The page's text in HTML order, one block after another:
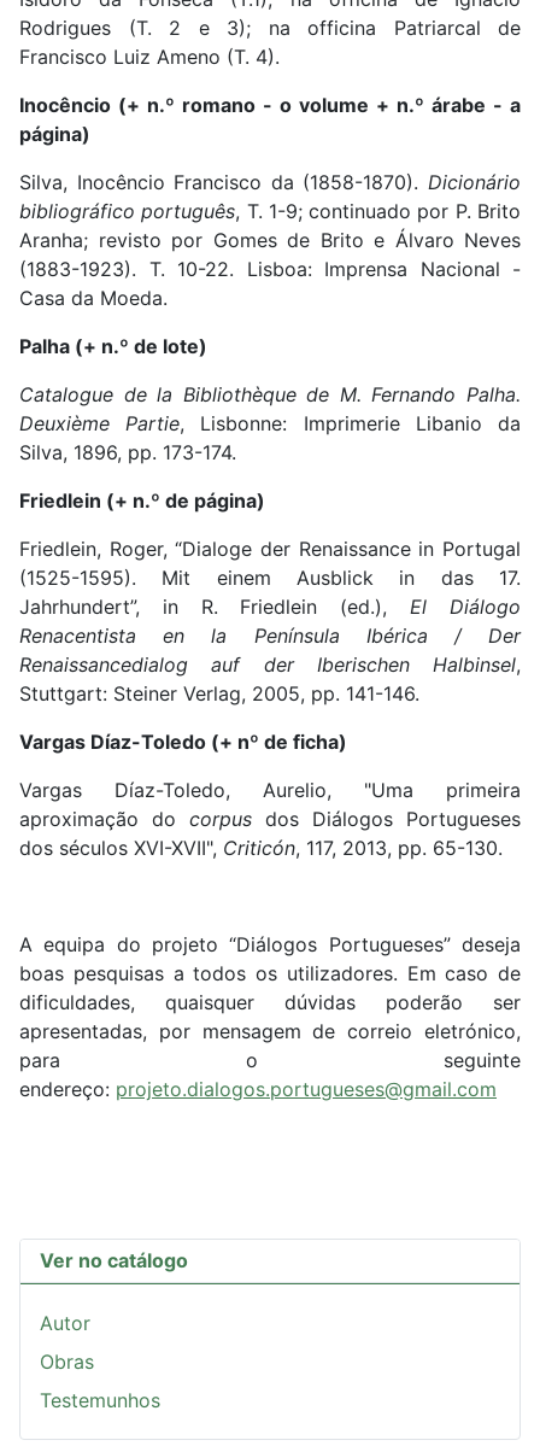
Rodrigues (T. 2 e 3); na officina Patriarcal de
Francisco Luiz Ameno (T. 4).
Inocêncio (+ n.º romano - o volume + n.º árabe - a
página)
Silva, Inocêncio Francisco da (1858-1870). Dicionário
bibliográfico português, T. 1-9; continuado por P. Brito
Aranha; revisto por Gomes de Brito e Álvaro Neves
(1883-1923). T. 10-22. Lisboa: Imprensa Nacional -
Casa da Moeda.
Palha (+ n.º de lote)
Catalogue de la Bibliothèque de M. Fernando Palha.
Deuxième Partie, Lisbonne: Imprimerie Libanio da
Silva, 1896, pp. 173-174.
Friedlein (+ n.º de página)
Friedlein, Roger, “Dialoge der Renaissance in Portugal
(1525-1595). Mit einem Ausblick in das 17.
Jahrhundert”, in R. Friedlein (ed.),El Diálogo
Renacentista en la Península Ibérica / Der
Renaissancedialog auf der Iberischen Halbinsel,
Stuttgart: Steiner Verlag, 2005, pp. 141-146.
Vargas Díaz-Toledo (+ nº de ficha)
Vargas Díaz-Toledo, Aurelio, "Uma primeira
aproximação do corpus dos Diálogos Portugueses
dos séculos XVI-XVII", Criticón, 117, 2013, pp. 65-130.
A equipa do projeto “Diálogos Portugueses” deseja
boas pesquisas a todos os utilizadores. Em caso de
dificuldades, quaisquer dúvidas poderão ser
apresentadas, por mensagem de correio eletrónico,
para o seguinte
endereço: projeto.dialogos.portugueses@gmail.com
Ver no catálogo
Autor
Obras
Testemunhos